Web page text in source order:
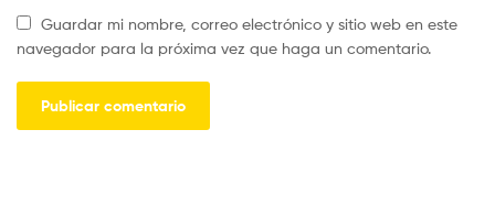
Guardar mi nombre, correo electrónico y sitio web en este
navegador para la próxima vez que haga un comentario.